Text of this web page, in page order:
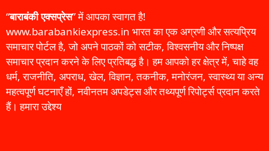
“बाराबंकी एक्सप्रेस” में आपका स्वागत है!
www.barabankiexpress.in भारत का एक अग्रणी और सत्यप्रिय
समाचार पोर्टल है, जो अपने पाठकों को सटीक, विश्वसनीय और निष्पक्ष
समाचार प्रदान करने के लिए प्रतिबद्ध है। हम आपको हर क्षेत्र में, चाहे वह
धर्म, राजनीति, अपराध, खेल, विज्ञान, तकनीक, मनोरंजन, स्वास्थ्य या अन्य
महत्वपूर्ण घटनाएँ हों, नवीनतम अपडेट्स और तथ्यपूर्ण रिपोर्ट्स प्रदान करते
हैं। हमारा उद्देश्य